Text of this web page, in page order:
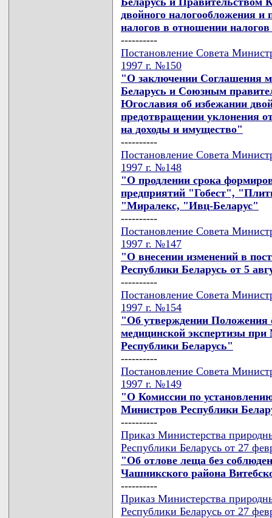
двойного налогообложения
налогов в отношении
----------
Постановление Совета
1997 г. №150
"О заключении Соглашения
Беларусь и Союзным
Югославия об избежании
предотвращении уклонения
на доходы и имущество"
----------
Постановление Совета
1997 г. №148
"О продлении срока
предприятий "Гобест",
"Миралекс, "Ивц-Беларус"
----------
Постановление Совета
1997 г. №147
"О внесении изменений в
Республики Беларусь от 5
----------
Постановление Совета
1997 г. №154
"Об утверждении Положения
медицинской экспертизы при
Республики Беларусь"
----------
Постановление Совета
1997 г. №149
"О Комиссии по
Министров Республики
----------
Приказ Министерства
Республики Беларусь от 27
"Об отлове леща без
Чашникского района
----------
Приказ Министерства
Республики Беларусь от 27